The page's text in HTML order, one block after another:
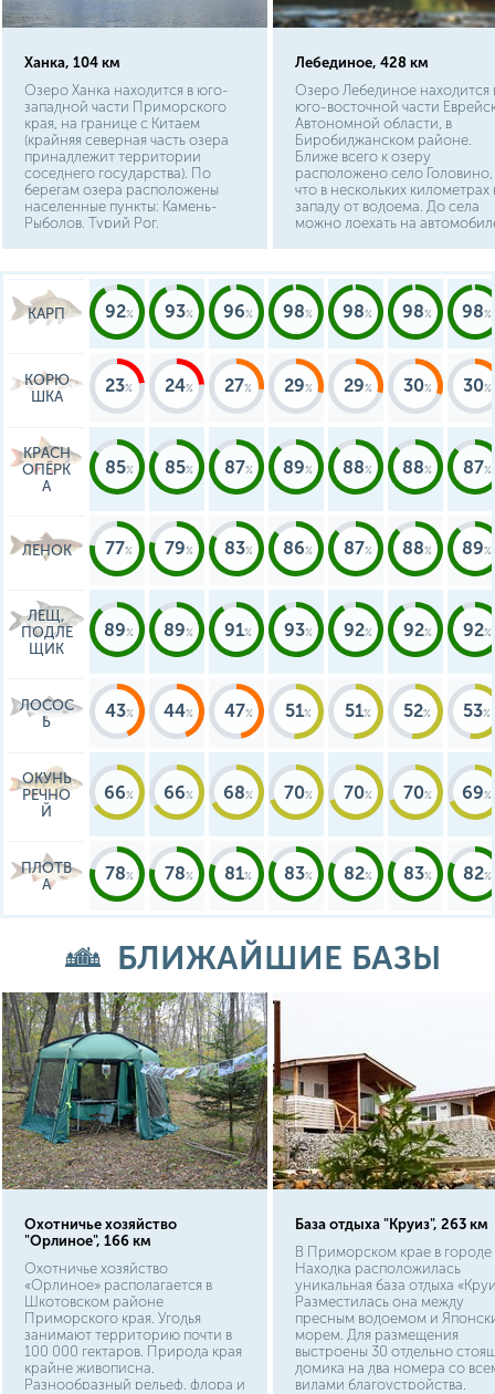
Ханка, 104 км
Озеро Ханка находится в юго-
западной части Приморского
края, на границе с Китаем
(крайняя северная часть озера
принадлежит территории
соседнего государства). По
берегам озера расположены
населенные пункты: Камень-
Рыболов, Турий Рог,
преодолев 270 км. на машине
или доехать до озера на
рейсовом автобусе из
Владивостока или Уссурийска.
Лебединое, 428 км
Озеро Лебединое находится
юго-восточной части
Автономной области, в
Биробиджанском районе.
Ближе всего к озеру
расположено село Головино,
что в нескольких километрах
западу от водоема. До села
можно доехать на
Головино составляет около
км.
КАРП 92 93 96 98 98 98 98
КОРЮ
ШКА
23 24 27 29 29 30 30
КРАСН
ОПЁРК
А
85 85 87 89 88 88 87
ЛЕНОК 77 79 83 86 87 88 89
ЛЕЩ,
ПОДЛЕ
ЩИК
89 89 91 93 92 92 92
ЛОСОС
Ь
43 44 47 51 51 52 53
ОКУНЬ
РЕЧНО
Й
66 66 68 70 70 70 69
ПЛОТВ
А
78 78 81 83 82 83 82
БЛИЖАЙШИЕ БАЗЫ
Охотничье хозяйство
"Орлиное", 166 км
Охотничье хозяйство
«Орлиное» располагается в
Шкотовском районе
Приморского края. Угодья
занимают территорию почти в
100 000 гектаров. Природа края
крайне живописна.
Разнообразный рельеф, флора и
База отдыха "Круиз", 263 км
В Приморском крае в городе
Находка расположилась
уникальная база отдыха
Разместилась она между
пресным водоемом и
морем. Для размещения
выстроены 30 отдельно
домика на два номера со
видами благоустройства.